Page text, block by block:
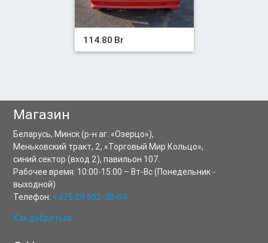
114.80 Br
Магазин
Беларусь,Минск(р-н аг. «Озерцо»),
Меньковский тракт, 2, «Торговый Мир Кольцо»,
синий сектор (вход 2), павильон 107.
Рабочее время: 10:00-15:00 –Вт-Вс(Понедельник -
выходной)
Телефон: +375 29 602-30-04
Как добраться